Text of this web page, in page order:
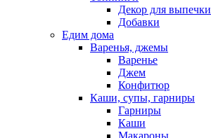
Декор для выпечки
Добавки
Едим дома
Варенья, джемы
Варенье
Джем
Конфитюр
Каши, супы, гарниры
Гарниры
Каши
Макароны